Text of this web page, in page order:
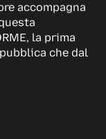
accompagna
la prima
che dal